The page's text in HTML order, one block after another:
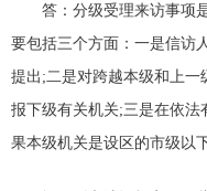
答：分级受理来访事项是
要包括三个方面：一是信访
提出;二是对跨越本级和上
报下级有关机关;三是在依
果本级机关是设区的市级以